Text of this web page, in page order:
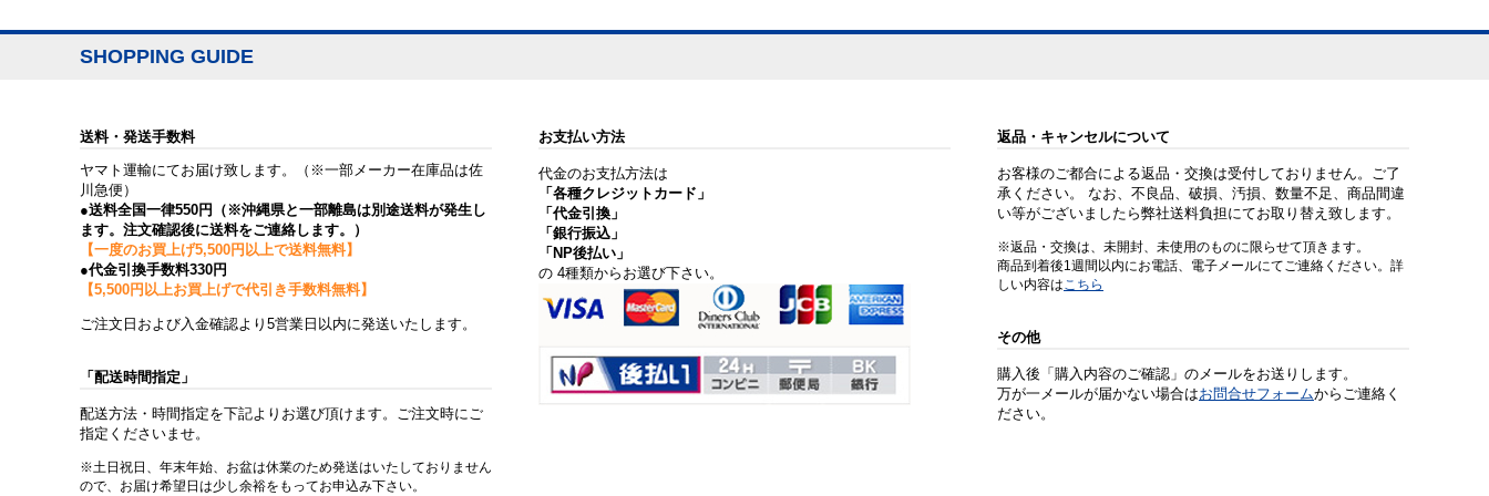
SHOPPING GUIDE
送料・発送手数料
ヤマト運輸にてお届け致します。（※一部メーカー在庫品は佐
川急便）
●送料全国一律550円（※沖縄県と一部離島は別途送料が発生し
ます。注文確認後に送料をご連絡します。）
【一度のお買上げ5,500円以上で送料無料】
●代金引換手数料330円
【5,500円以上お買上げで代引き手数料無料】
ご注文日および入金確認より5営業日以内に発送いたします。
「配送時間指定」
配送方法・時間指定を下記よりお選び頂けます。ご注文時にご
指定くださいませ。
※土日祝日、年末年始、お盆は休業のため発送はいたしておりません
ので、お届け希望日は少し余裕をもってお申込み下さい。
お支払い方法
代金のお支払方法は
「各種クレジットカード」
「代金引換」
「銀行振込」
「NP後払い」
の 4種類からお選び下さい。
返品・キャンセルについて
お客様のご都合による返品・交換は受付しておりません。ご了
承ください。 なお、不良品、破損、汚損、数量不足、商品間違
い等がございましたら弊社送料負担にてお取り替え致します。
※返品・交換は、未開封、未使用のものに限らせて頂きます。
商品到着後1週間以内にお電話、電子メールにてご連絡ください。詳
しい内容はこちら
その他
購入後「購入内容のご確認」のメールをお送りします。
万が一メールが届かない場合はお問合せフォームからご連絡く
ださい。